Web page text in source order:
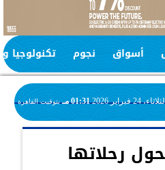
أسواق نجوم تكنولوجيا
24 فبراير 2026 01:31 مـ بتوقيت القاهرة
رحلاتها